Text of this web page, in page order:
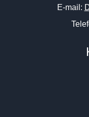
E-mail: